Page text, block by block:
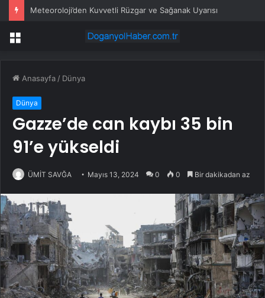
Meteoroloji’den Kuvvetli Rüzgar ve Sağanak Uyarısı
Menü
Anasayfa / Dünya
Dünya
Gazze’de can kaybı 35 bin
91’e yükseldi
ÜMİT SAVĞA Mayıs 13, 2024 0 0 Bir dakikadan az